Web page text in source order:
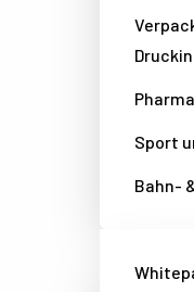
Sport
Bahn-